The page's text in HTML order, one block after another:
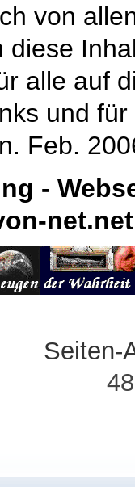
von
diese
alle auf
und
Feb.
-
net.net
Seiten-